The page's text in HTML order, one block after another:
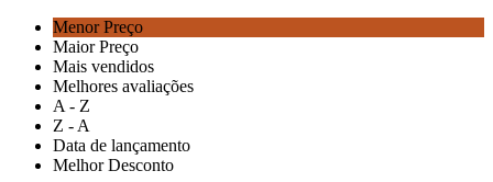
Menor Preço
Maior Preço
Mais vendidos
Melhores avaliações
A - Z
Z - A
Data de lançamento
Melhor Desconto